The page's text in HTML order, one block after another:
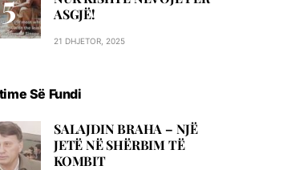
ASGJË!
21 DHJETOR, 2025
Së Fundi
SALAJDIN BRAHA – NJЁ
JETЁ NЁ SHЁRBIM TЁ
KOMBIT